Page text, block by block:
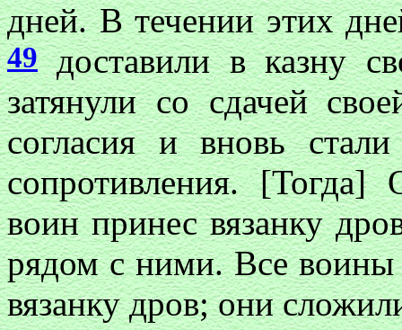
дней. В течении этих
49доставили в казну
затянули со сдачей
согласия и вновь
сопротивления.
воин принес вязанку
рядом с ними. Все воины
вязанку дров; они